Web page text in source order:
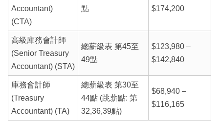
Accountant)
(CTA)
點
$174,200
高級庫務會計師
(Senior Treasury
Accountant) (STA)
總薪級表 第45至
49點
$123,980 –
$142,840
庫務會計師
(Treasury
Accountant) (TA)
總薪級表 第30至
44點 (跳薪點: 第
32,36,39點)
$68,940 –
$116,165